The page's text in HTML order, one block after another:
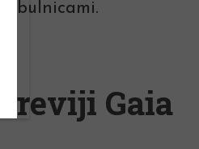
reviji Gaia